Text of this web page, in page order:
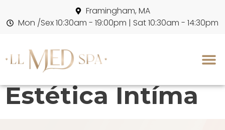
Framingham, MA
Mon /Sex 10:30am - 19:00pm | Sat 10:30am - 14:30pm
Tratamento
Estética Intíma